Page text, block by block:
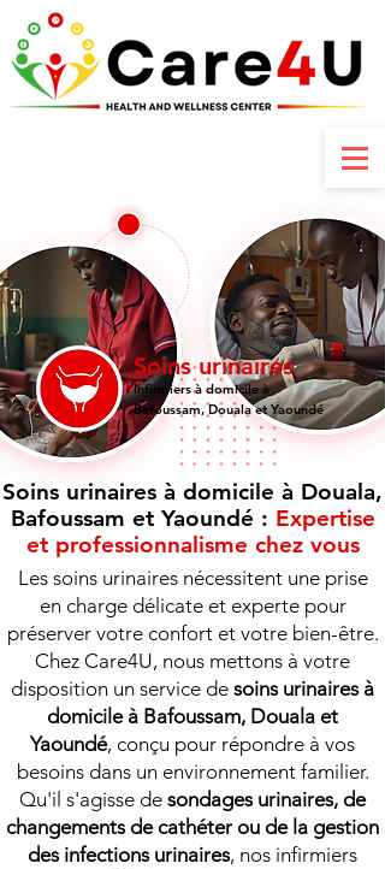
Soins urinaires
Infirmiers à domicile à
Bafoussam, Douala et Yaoundé
Soins urinaires à domicile à Douala,
Bafoussam et Yaoundé : Expertise
et professionnalisme chez vous
Les soins urinaires nécessitent une prise
en charge délicate et experte pour
préserver votre confort et votre bien-être.
Chez Care4U, nous mettons à votre
disposition un service de soins urinaires à
domicile à Bafoussam, Douala et
Yaoundé, conçu pour répondre à vos
besoins dans un environnement familier.
Qu'il s'agisse de sondages urinaires, de
changements de cathéter ou de la gestion
des infections urinaires, nos infirmiers